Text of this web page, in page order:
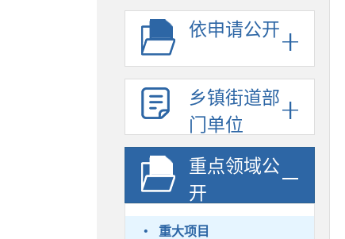
依申请公开
乡镇街道部
门单位
重点领域公
开
· 重大项目